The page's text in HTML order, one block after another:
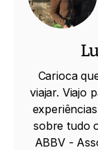
Carioca
viajar. Viajo
sobre tudo
ABBV -